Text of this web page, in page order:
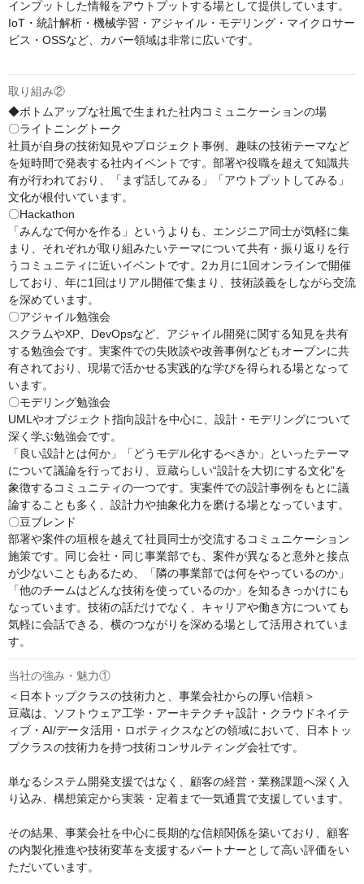
インプットした情報をアウトプットする場として提供しています。
IoT・統計解析・機械学習・アジャイル・モデリング・マイクロサー
ビス・OSSなど、カバー領域は非常に広いです。
取り組み②
◆ボトムアップな社風で生まれた社内コミュニケーションの場
〇ライトニングトーク
社員が自身の技術知見やプロジェクト事例、趣味の技術テーマなど
を短時間で発表する社内イベントです。部署や役職を超えて知識共
有が行われており、「まず話してみる」「アウトプットしてみる」
文化が根付いています。
〇Hackathon
「みんなで何かを作る」というよりも、エンジニア同士が気軽に集
まり、それぞれが取り組みたいテーマについて共有・振り返りを行
うコミュニティに近いイベントです。2カ月に1回オンラインで開催
しており、年に1回はリアル開催で集まり、技術談義をしながら交流
を深めています。
〇アジャイル勉強会
スクラムやXP、DevOpsなど、アジャイル開発に関する知見を共有
する勉強会です。実案件での失敗談や改善事例などもオープンに共
有されており、現場で活かせる実践的な学びを得られる場となって
います。
〇モデリング勉強会
UMLやオブジェクト指向設計を中心に、設計・モデリングについて
深く学ぶ勉強会です。
「良い設計とは何か」「どうモデル化するべきか」といったテーマ
について議論を行っており、豆蔵らしい“設計を大切にする文化”を
象徴するコミュニティの一つです。実案件での設計事例をもとに議
論することも多く、設計力や抽象化力を磨ける場となっています。
〇豆ブレンド
部署や案件の垣根を越えて社員同士が交流するコミュニケーション
施策です。同じ会社・同じ事業部でも、案件が異なると意外と接点
が少ないこともあるため、「隣の事業部では何をやっているのか」
「他のチームはどんな技術を使っているのか」を知るきっかけにも
なっています。技術の話だけでなく、キャリアや働き方についても
気軽に会話できる、横のつながりを深める場として活用されていま
す。
当社の強み・魅力①
＜日本トップクラスの技術力と、事業会社からの厚い信頼＞
豆蔵は、ソフトウェア工学・アーキテクチャ設計・クラウドネイテ
ィブ・AI/データ活用・ロボティクスなどの領域において、日本トッ
プクラスの技術力を持つ技術コンサルティング会社です。
単なるシステム開発支援ではなく、顧客の経営・業務課題へ深く入
り込み、構想策定から実装・定着まで一気通貫で支援しています。
その結果、事業会社を中心に長期的な信頼関係を築いており、顧客
の内製化推進や技術変革を支援するパートナーとして高い評価をい
ただいています。